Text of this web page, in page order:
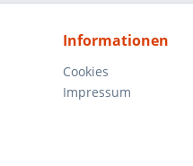
Informationen
Cookies
Impressum